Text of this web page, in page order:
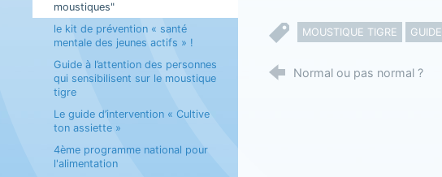
moustiques"
le kit de prévention « santé
mentale des jeunes actifs » !
Guide à l’attention des personnes
qui sensibilisent sur le moustique
tigre
Le guide d’intervention « Cultive
ton assiette »
4ème programme national pour
l'alimentation
MOUSTIQUE TIGRE GUIDE
Normal ou pas normal ?